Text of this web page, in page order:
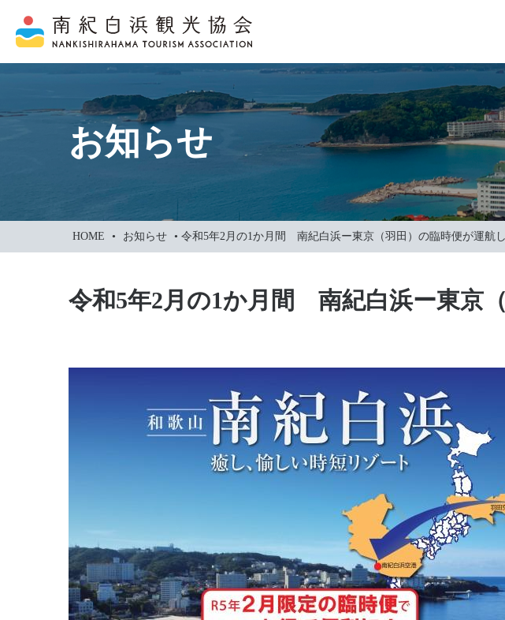
ッ
お知らせ
HOME • お知らせ • 令和5年2月の1か月間 南紀白浜ー東京（羽田）の臨時便が運航し
令和5年2月の1か月間 南紀白浜ー東京